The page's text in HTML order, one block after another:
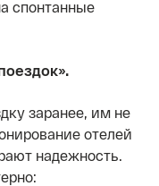
спонтанные
заранее, им не
отелей
надежность.